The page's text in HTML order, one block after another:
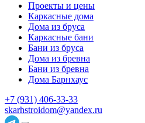
Проекты и цены
Каркасные дома
Дома из бруса
Каркасные бани
Бани из бруса
Дома из бревна
Бани из бревна
Дома Барнхаус
+7 (931) 406-33-33
skarhstroidom@yandex.ru